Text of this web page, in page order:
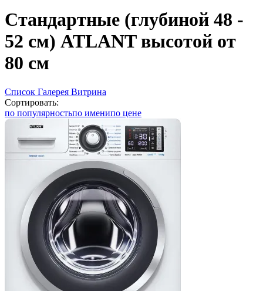
Стандартные (глубиной 48 -
52 см) ATLANT высотой от
80 см
Список Галерея Витрина
Сортировать:
по популярностьпо именипо цене